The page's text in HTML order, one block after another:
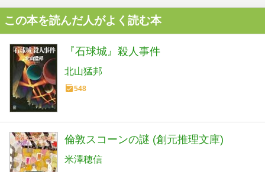
この本を読んだ人がよく読む本
『石球城』殺人事件
北山猛邦
548
倫敦スコーンの謎 (創元推理文庫)
米澤穂信